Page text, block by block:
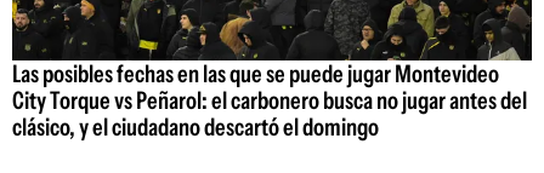
Las posibles fechas en las que se puede jugar Montevideo
City Torque vs Peñarol: el carbonero busca no jugar antes del
clásico, y el ciudadano descartó el domingo